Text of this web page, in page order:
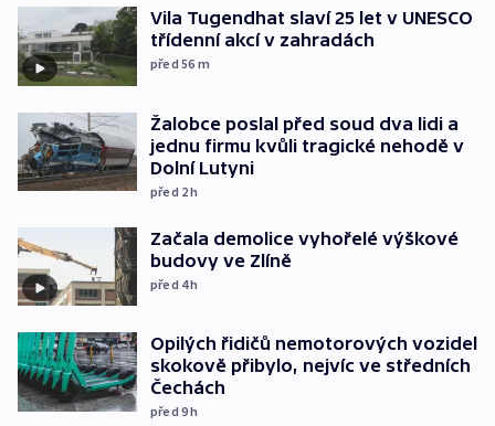
Vila Tugendhat slaví 25 let v UNESCO
třídenní akcí v zahradách
před 56 m
Žalobce poslal před soud dva lidi a
jednu firmu kvůli tragické nehodě v
Dolní Lutyni
před 2h
Začala demolice vyhořelé výškové
budovy ve Zlíně
před 4h
Opilých řidičů nemotorových vozidel
skokově přibylo, nejvíc ve středních
Čechách
před 9h